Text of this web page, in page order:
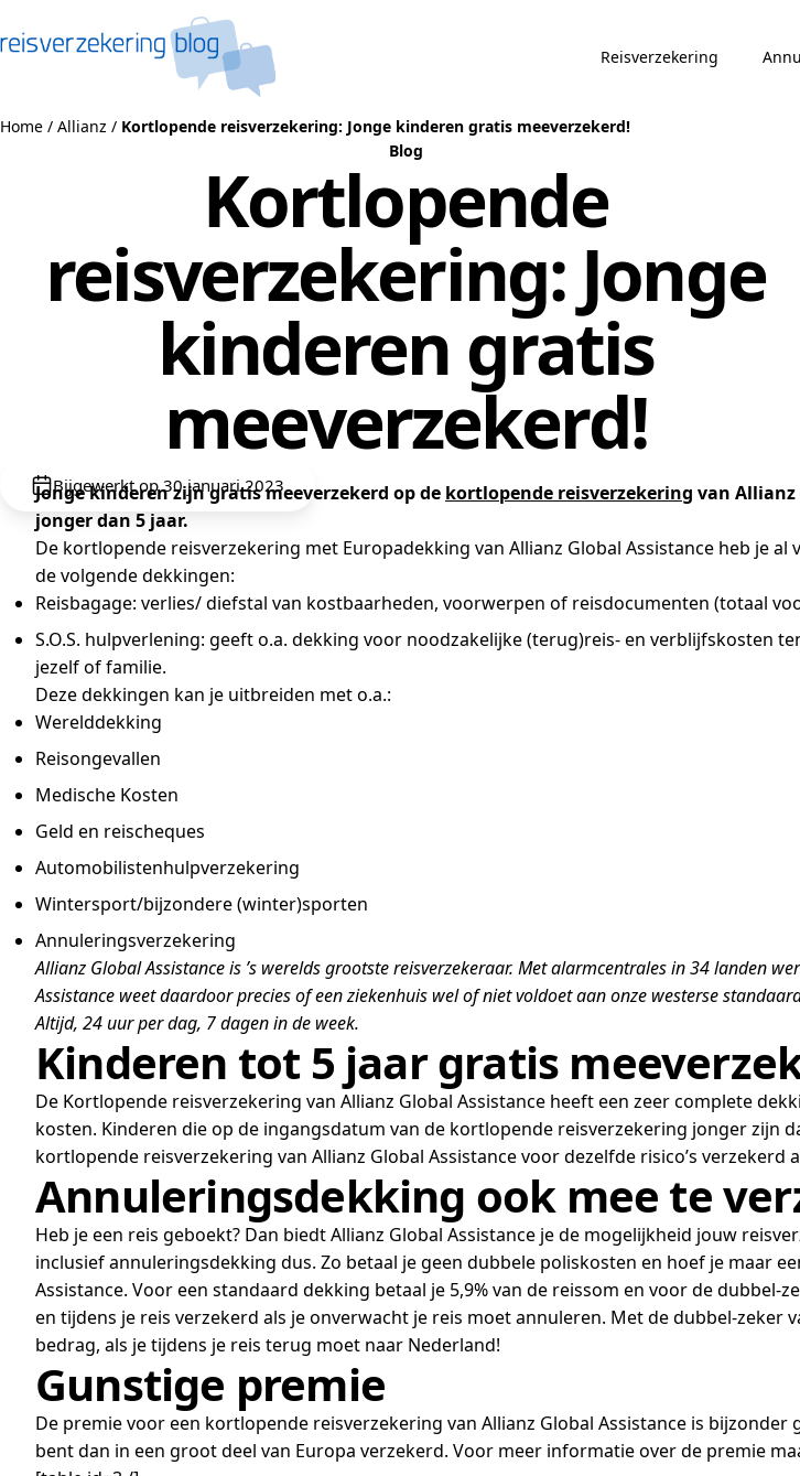
Reisverzekering
Home / Allianz / Kortlopende reisverzekering: Jonge kinderen gratis meeverzekerd!
Blog
Kortlopende
reisverzekering: Jonge
kinderen gratis
meeverzekerd!
Bijgewerkt op 30 januari 2023
Jonge kinderen zijn gratis meeverzekerd op de kortlopende reisverzekering van Allianz
jonger dan 5 jaar.
De kortlopende reisverzekering met Europadekking van Allianz Global Assistance heb je
de volgende dekkingen:
Reisbagage: verlies/ diefstal van kostbaarheden, voorwerpen of reisdocumenten (totaal
S.O.S. hulpverlening: geeft o.a. dekking voor noodzakelijke (terug)reis- en verblijfskosten
jezelf of familie.
Deze dekkingen kan je uitbreiden met o.a.:
Werelddekking
Reisongevallen
Medische Kosten
Geld en reischeques
Automobilistenhulpverzekering
Wintersport/bijzondere (winter)sporten
Annuleringsverzekering
Allianz Global Assistance is ’s werelds grootste reisverzekeraar. Met alarmcentrales in 34 landen
Assistance weet daardoor precies of een ziekenhuis wel of niet voldoet aan onze westerse
Altijd, 24 uur per dag, 7 dagen in de week.
Kinderen tot 5 jaar gratis
De Kortlopende reisverzekering van Allianz Global Assistance heeft een zeer complete
kosten. Kinderen die op de ingangsdatum van de kortlopende reisverzekering jonger zijn
kortlopende reisverzekering van Allianz Global Assistance voor dezelfde risico’s
Annuleringsdekking ook mee te
Heb je een reis geboekt? Dan biedt Allianz Global Assistance je de mogelijkheid jouw
inclusief annuleringsdekking dus. Zo betaal je geen dubbele poliskosten en hoef je maar
Assistance. Voor een standaard dekking betaal je 5,9% van de reissom en voor de
en tijdens je reis verzekerd als je onverwacht je reis moet annuleren. Met de dubbel-
bedrag, als je tijdens je reis terug moet naar Nederland!
Gunstige premie
De premie voor een kortlopende reisverzekering van Allianz Global Assistance is
bent dan in een groot deel van Europa verzekerd. Voor meer informatie over de premie